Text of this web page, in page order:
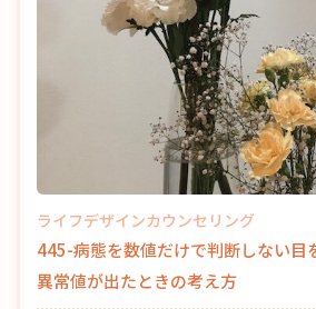
ライフデザインカウンセリング
445-病態を数値だけで判断しない
異常値が出たときの考え方